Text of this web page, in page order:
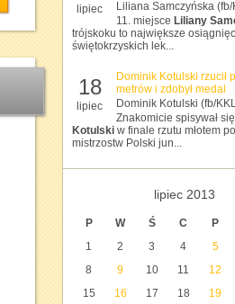
lipiec
Liliana Samczyńska (fb/
11. miejsce Liliany
trójskoku to największe
świętokrzyskich lek...
18
lipiec
Dominik Kotulski rzucił
metrów i zdobył medal
Dominik Kotulski (fb/
Znakomicie spisywał się
Kotulski w finale rzutu młotem
mistrzostw Polski jun...
lipiec 2013
P W Ś C P
1 2 3 4 5
8
9 10 11 12
15
16 17 18 19